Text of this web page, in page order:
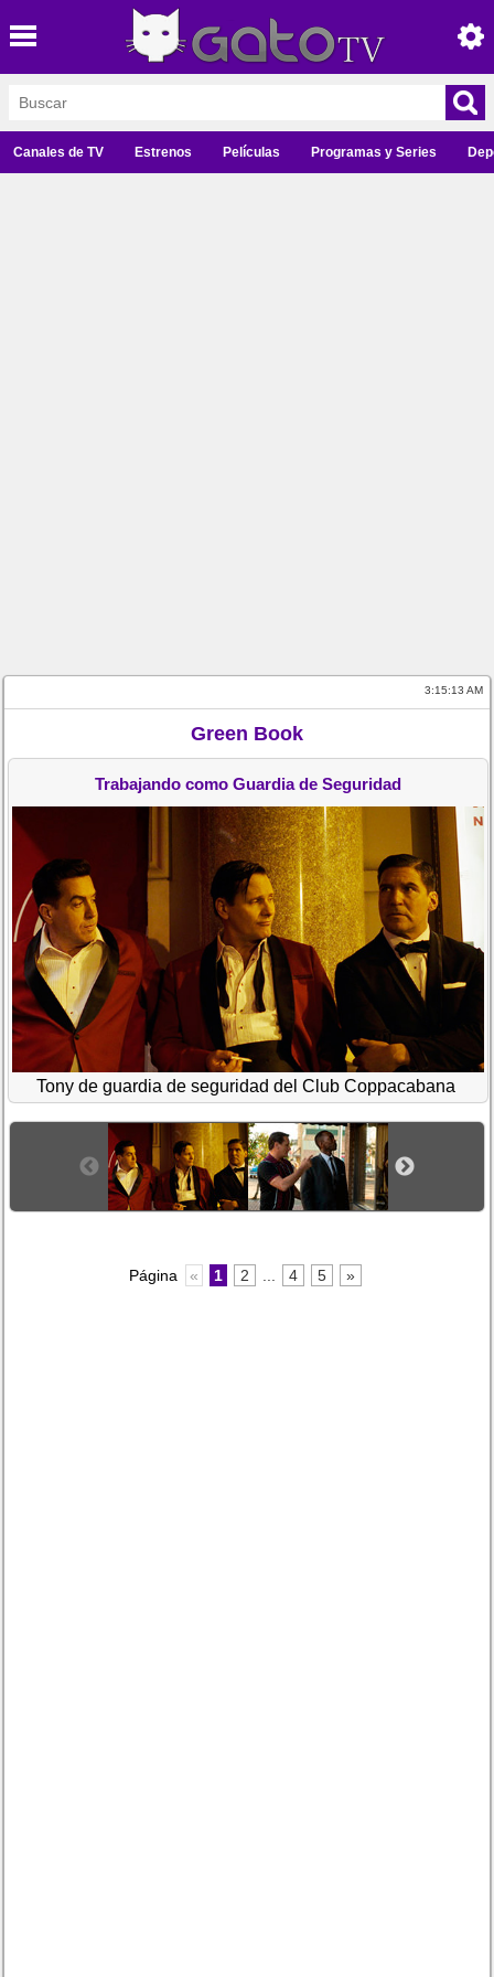
Canales de TV Estrenos Películas Programas y Series
3:15:13 AM
Green Book
Trabajando como Guardia de Seguridad
Tony de guardia de seguridad del Club Coppacabana
Página « 1 2 4 5 »